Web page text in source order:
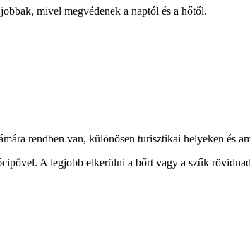
mivel megvédenek a naptól és a hőtől.
rendben van, különösen turisztikai helyeken és
A legjobb elkerülni a bőrt vagy a szűk